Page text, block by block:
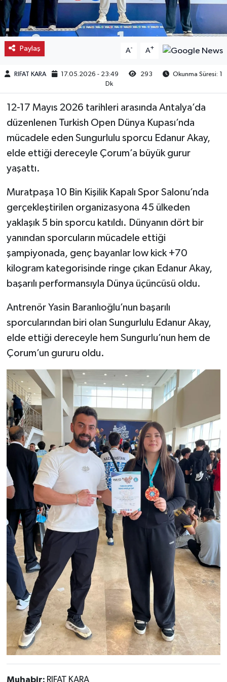
Paylaş A- A+
RIFAT KARA 17.05.2026 - 23:49 293
Okunma Süresi: 1
Dk
12-17 Mayıs 2026 tarihleri arasında Antalya’da
düzenlenen Turkish Open Dünya Kupası’nda
mücadele eden Sungurlulu sporcu Edanur Akay,
elde ettiği dereceyle Çorum’a büyük gurur
yaşattı.
Muratpaşa 10 Bin Kişilik Kapalı Spor Salonu’nda
gerçekleştirilen organizasyona 45 ülkeden
yaklaşık 5 bin sporcu katıldı. Dünyanın dört bir
yanından sporcuların mücadele ettiği
şampiyonada, genç bayanlar low kick +70
kilogram kategorisinde ringe çıkan Edanur Akay,
başarılı performansıyla Dünya üçüncüsü oldu.
Antrenör Yasin Baranlıoğlu’nun başarılı
sporcularından biri olan Sungurlulu Edanur Akay,
elde ettiği dereceyle hem Sungurlu’nun hem de
Çorum’un gururu oldu.
Muhabir: RIFAT KARA
Kargı
Laçin
Mecitözü
Oğuzlar
Ortaköy
Osmancık
Sungurlu
Uğurludağ
Sağlık